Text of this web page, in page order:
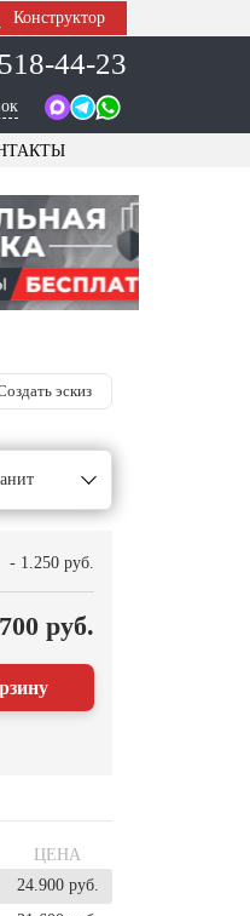
Конструктор
44-23
эскиз
- 1.250 руб.
руб.
ЦЕНА
24.900 руб.